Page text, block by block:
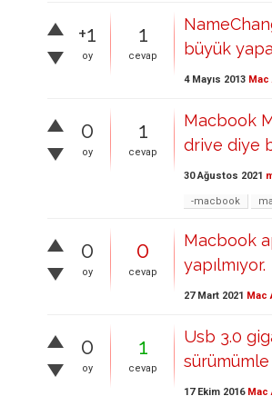
+1
oy
1
cevap
büyük
4 Mayıs 2013
0
oy
1
cevap
Macbook
drive diye
30 Ağustos 2021
-macbook
0
oy
0
cevap
Macbook
yapılmıyor.
27 Mart 2021 Mac
0
oy
1
cevap
Usb 3.0
sürümümle
17 Ekim 2016 Mac